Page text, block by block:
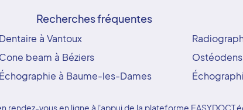
Recherches fréquentes
Dentaire à Vantoux
Cone beam à Béziers
Échographie à Baume-les-Dames
vous en ligne à l'appui de la plateforme EASYDOCT